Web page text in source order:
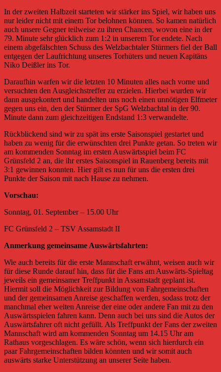
In der zweiten Halbzeit starteten wir stärker ins Spiel, wir haben uns
nur leider nicht mit einem Tor belohnen können. So kamen natürlich
auch unsere Gegner teilweise zu ihren Chancen, wovon eine in der
79. Minute sehr glücklich zum 1:2 in unserem Tor endete. Nach
einem abgefälschten Schuss des Welzbachtaler Stürmers fiel der Ball
entgegen der Laufrichtung unseres Torhüters und neuen Kapitäns
Niko Deißler ins Tor.
Daraufhin warfen wir die letzten 10 Minuten alles nach vorne und
versuchten den Ausgleichstreffer zu erzielen. Hierbei wurden wir
dann ausgekontert und handelten uns noch einen unnötigen Elfmeter
gegen uns ein, den der Stürmer der SpG Welzbachtal in der 90.
Minute dann zum gleichzeitigen Endstand 1:3 verwandelte.
Rückblickend sind wir zu spät ins erste Saisonspiel gestartet und
haben zu wenig für die erwünschten drei Punkte getan. So treten wir
am kommenden Sonntag im ersten Auswärtsspiel beim FC
Grünsfeld 2 an, die ihr erstes Saisonspiel in Rauenberg bereits mit
3:1 gewinnen konnten. Hier gilt es nun für uns die ersten drei
Punkte der Saison mit nach Hause zu nehmen.
Vorschau:
Sonntag, 01. September – 15.00 Uhr
FC Grünsfeld 2 – TSV Assamstadt II
Anmerkung gemeinsame Auswärtsfahrten:
Wie auch bereits für die erste Mannschaft erwähnt, weisen auch wir
für diese Runde darauf hin, dass für die Fans am Auswärts-Spieltag
jeweils ein gemeinsamer Treffpunkt in Assamstadt geplant ist.
Hiermit soll die Möglichkeit zur Bildung von Fahrgemeinschaften
und der gemeinsamen Anreise geschaffen werden, sodass trotz der
manchmal eher weiten Anreise der eine oder andere Fan mit zu den
Auswärtsspielen fahren kann. Denn auch bei uns sind die Autos der
Auswärtsfahrer oft nicht gefüllt. Als Treffpunkt der Fans der zweiten
Mannschaft wird am kommenden Sonntag um 14.15 Uhr am
Rathaus vorgeschlagen. Es wäre schön, wenn sich hierdurch ein
paar Fahrgemeinschaften bilden könnten und wir somit auch
auswärts starke Unterstützung an unserer Seite haben.